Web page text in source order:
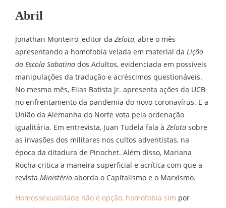
Abril
Jonathan Monteiro, editor da Zelota, abre o mês
apresentando a homofobia velada em material da Lição
da Escola Sabatina dos Adultos, evidenciada em possíveis
manipulações da tradução e acréscimos questionáveis.
No mesmo mês, Elias Batista Jr. apresenta ações da UCB
no enfrentamento da pandemia do novo coronavírus. E a
União da Alemanha do Norte vota pela ordenação
igualitária. Em entrevista, Juan Tudela fala à Zelota sobre
as invasões dos militares nos cultos adventistas, na
época da ditadura de Pinochet. Além disso, Mariana
Rocha critica a maneira superficial e acrítica com que a
revista Ministério aborda o Capitalismo e o Marxismo.
Homossexualidade não é opção, homofobia sim por